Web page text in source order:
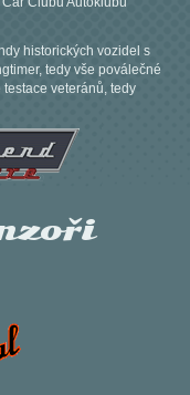
historických vozidel s
tedy vše poválečné
veteránů, tedy